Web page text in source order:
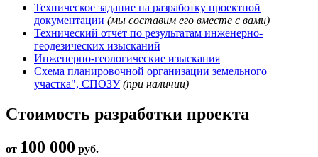
Техническое задание на разработку проектной
документации (мы составим его вместе с вами)
Технический отчёт по результатам инженерно-
геодезических изысканий
Инженерно-геологические изыскания
Схема планировочной организации земельного
участка", СПОЗУ(при наличии)
Стоимость разработки проекта
от 100 000 руб.